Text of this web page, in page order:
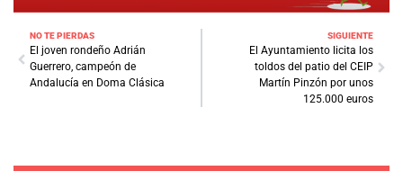
NO TE PIERDAS
El joven rondeño Adrián
Guerrero, campeón de
Andalucía en Doma Clásica
SIGUIENTE
El Ayuntamiento licita los
toldos del patio del CEIP
Martín Pinzón por unos
125.000 euros